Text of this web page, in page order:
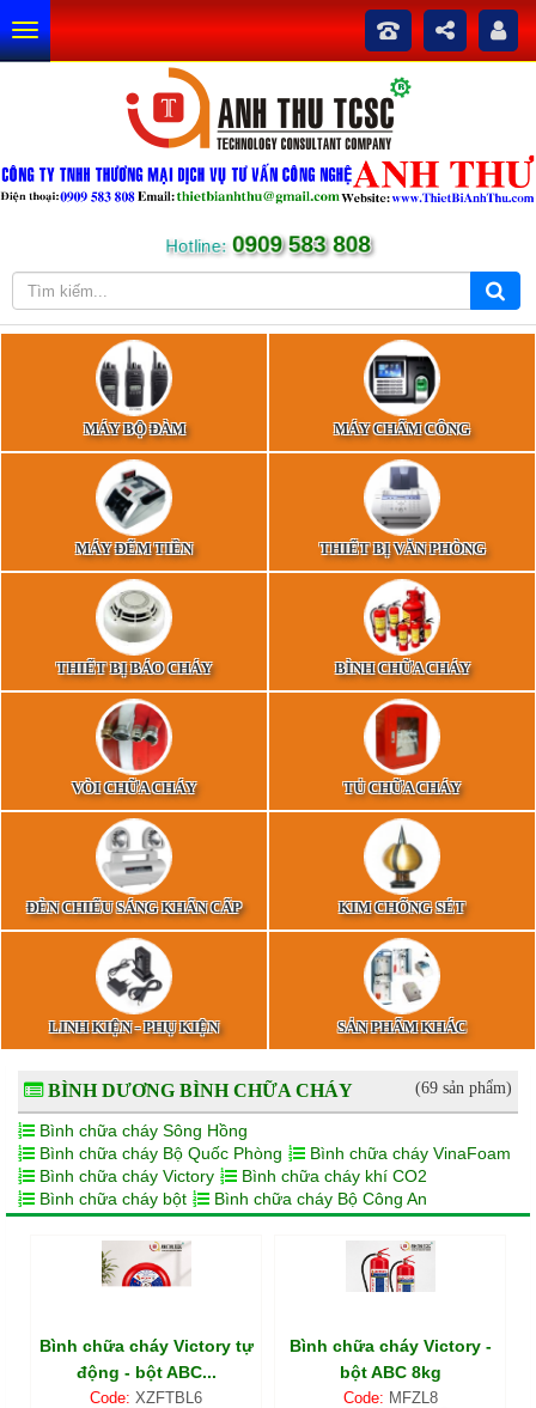
Hotline:0909 583 808
MÁY BỘ ĐÀM MÁY CHẤM CÔNG
MÁY ĐẾM TIỀN THIẾT BỊ VĂN PHÒNG
THIẾT BỊ BÁO CHÁY BÌNH CHỮA CHÁY
VÒI CHỮA CHÁY TỦ CHỮA CHÁY
ĐÈN CHIẾU SÁNG KHẨN CẤP KIM CHỐNG SÉT
LINH KIỆN - PHỤ KIỆN SẢN PHẨM KHÁC
BÌNH DƯƠNG BÌNH CHỮA CHÁY (69 sản phẩm)
Bình chữa cháy Sông Hồng
Bình chữa cháy Bộ Quốc Phòng
Bình chữa cháy VinaFoam
Bình chữa cháy Victory
Bình chữa cháy khí CO2
Bình chữa cháy bột
Bình chữa cháy Bộ Công An
Bình chữa cháy Victory tự
động - bột ABC...
Code: XZFTBL6
Bình chữa cháy Victory -
bột ABC 8kg
Code: MFZL8